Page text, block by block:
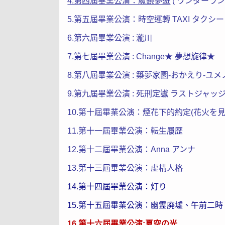
5.第五屆畢業公演：時空運轉 TAXI タクシー
6.第六屆畢業公演 : 瀧川
7.第七屆畢業公演 : Change★ 夢想旋律★
8.第八屆畢業公演 : 築夢家園-おかえり-ユメ
9.第九屆畢業公演 : 死刑定讞 ラストジャッジ
10.第十屆畢業公演：煙花下的約定(花火を
11.第十一屆畢業公演：転生履歴
12.第十二屆畢業公演：Anna アンナ
13.第十三屆畢業公演： 虚構人格
14.第十四屆畢業公演：灯り
15.第十五屆畢業公演： 幽霊廃墟、午前二時